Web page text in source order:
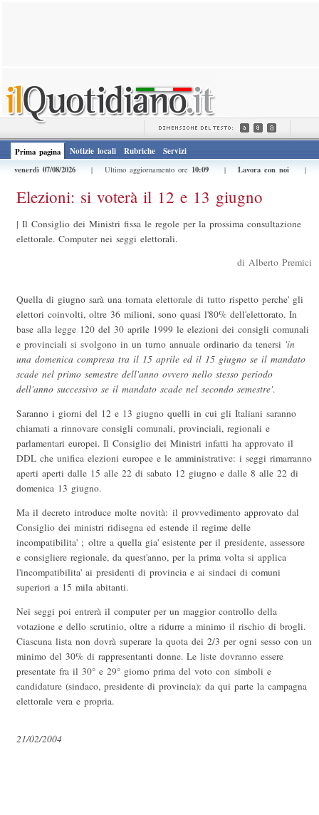
Prima pagina Notizie locali Rubriche
Servizi
venerdì 07/08/2026
| Ultimo aggiornamento ore 10:09 | Lavora con noi |
Elezioni: si voterà il 12 e 13 giugno
| Il Consiglio dei Ministri fissa le regole per la prossima consultazione
elettorale. Computer nei seggi elettorali.
di Alberto Premici
Quella di giugno sarà una tornata elettorale di tutto rispetto perche' gli
elettori coinvolti, oltre 36 milioni, sono quasi l'80% dell'elettorato. In
base alla legge 120 del 30 aprile 1999 le elezioni dei consigli comunali
e provinciali si svolgono in un turno annuale ordinario da tenersi 'in
una domenica compresa tra il 15 aprile ed il 15 giugno se il mandato
scade nel primo semestre dell'anno ovvero nello stesso periodo
dell'anno successivo se il mandato scade nel secondo semestre'.
Saranno i giorni del 12 e 13 giugno quelli in cui gli Italiani saranno
chiamati a rinnovare consigli comunali, provinciali, regionali e
parlamentari europei. Il Consiglio dei Ministri infatti ha approvato il
DDL che unifica elezioni europee e le amministrative: i seggi rimarranno
aperti aperti dalle 15 alle 22 di sabato 12 giugno e dalle 8 alle 22 di
domenica 13 giugno.
Ma il decreto introduce molte novità: il provvedimento approvato dal
Consiglio dei ministri ridisegna ed estende il regime delle
incompatibilita' ; oltre a quella gia' esistente per il presidente, assessore
e consigliere regionale, da quest'anno, per la prima volta si applica
l'incompatibilita' ai presidenti di provincia e ai sindaci di comuni
superiori a 15 mila abitanti.
Nei seggi poi entrerà il computer per un maggior controllo della
votazione e dello scrutinio, oltre a ridurre a minimo il rischio di brogli.
Ciascuna lista non dovrà superare la quota dei 2/3 per ogni sesso con un
minimo del 30% di rappresentanti donne. Le liste dovranno essere
presentate fra il 30° e 29° giorno prima del voto con simboli e
candidature (sindaco, presidente di provincia): da qui parte la campagna
elettorale vera e propria.
21/02/2004